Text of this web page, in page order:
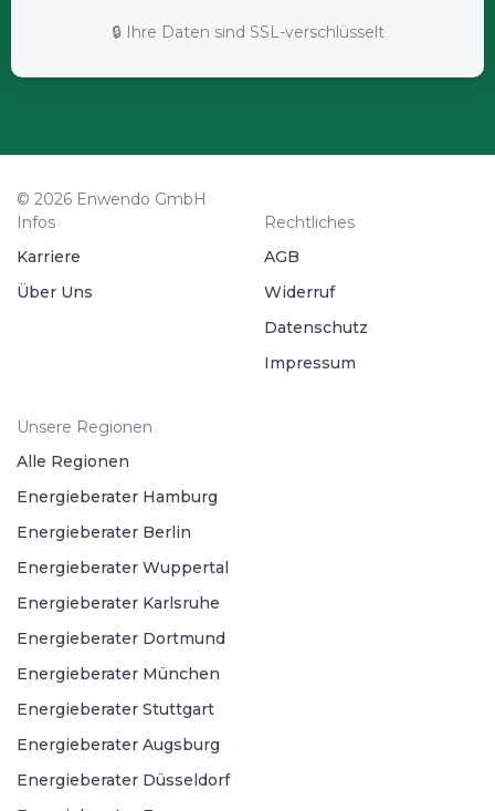
🔒 Ihre Daten sind SSL-verschlüsselt
© 2026 Enwendo GmbH
Infos
Karriere
Über Uns
Rechtliches
AGB
Widerruf
Datenschutz
Impressum
Unsere Regionen
Alle Regionen
Energieberater Hamburg
Energieberater Berlin
Energieberater Wuppertal
Energieberater Karlsruhe
Energieberater Dortmund
Energieberater München
Energieberater Stuttgart
Energieberater Augsburg
Energieberater Düsseldorf